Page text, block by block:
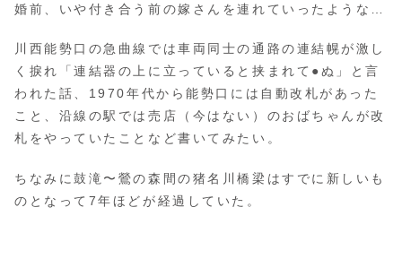
婚前、いや付き合う前の嫁さんを連れていったような…
川西能勢口の急曲線では車両同士の通路の連結幌が激し
く捩れ「連結器の上に立っていると挟まれて●ぬ」と言
われた話、1970年代から能勢口には自動改札があった
こと、沿線の駅では売店（今はない）のおばちゃんが改
札をやっていたことなど書いてみたい。
ちなみに鼓滝〜鶯の森間の猪名川橋梁はすでに新しいも
のとなって7年ほどが経過していた。